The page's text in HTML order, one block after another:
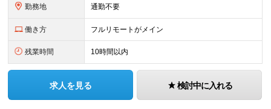
勤務地 通勤不要
働き方 フルリモートがメイン
残業時間 10時間以内
求人を見る 検討中に入れる